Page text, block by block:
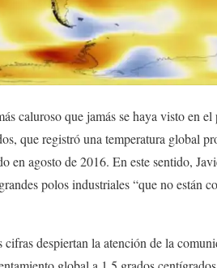
caluroso que jamás se haya visto en
que registró una temperatura global
en agosto de 2016. En este sentido,
polos industriales “que no están
cifras despiertan la atención de la